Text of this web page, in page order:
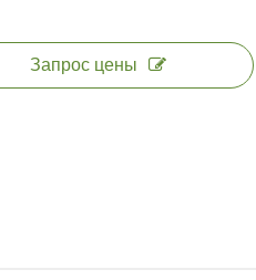
Запрос цены